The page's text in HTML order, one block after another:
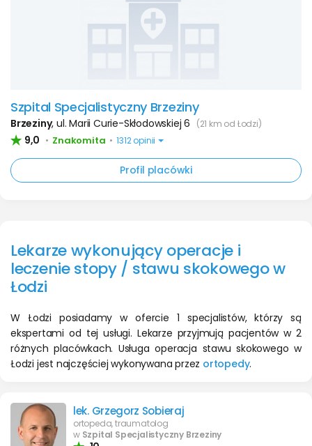
Szpital Specjalistyczny Brzeziny
Brzeziny,ul. Marii Curie-Skłodowskiej 6 (21 km od Łodzi)
9,0 • Znakomita • 1312 opinii
Profil placówki
Lekarze wykonujący operacje i
leczenie stopy / stawu skokowego w
Łodzi
W Łodzi posiadamy w ofercie 1 specjalistów, którzy są
ekspertami od tej usługi. Lekarze przyjmują pacjentów w 2
różnych placówkach. Usługa operacja stawu skokowego w
Łodzi jest najczęściej wykonywana przez ortopedy.
lek. Grzegorz Sobieraj
ortopeda, traumatolog
w Szpital Specjalistyczny Brzeziny